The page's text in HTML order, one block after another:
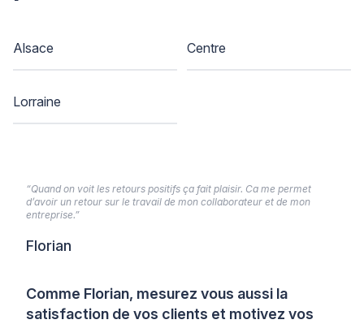
Alsace Centre
Lorraine
Comme Florian, mesurez vous aussi la
satisfaction de vos clients et motivez vos
“Quand on voit les retours positifs ça fait plaisir. Ca me permet
d’avoir un retour sur le travail de mon collaborateur et de mon
entreprise.”
Florian